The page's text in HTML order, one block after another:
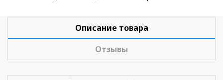
Описание товара
Отзывы